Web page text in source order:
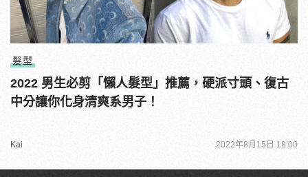
髮型
2022 男生必剪「懶人髮型」推薦，硬派寸頭、復古
中分讓你化身清爽系男子！
Kai 2022年8月15日 18:00